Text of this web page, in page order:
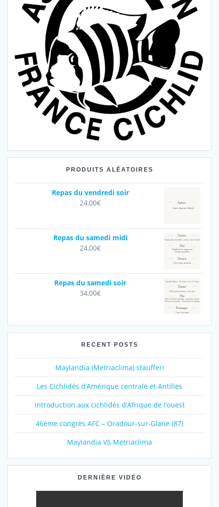
PRODUITS ALÉATOIRES
Repas du vendredi soir
24,00€
Repas du samedi midi
24,00€
Repas du samedi soir
34,00€
RECENT POSTS
Maylandia (Metriaclima) staufferi
Les Cichlidés d’Amérique centrale et Antilles
Introduction aux cichlidés d’Afrique de l’ouest
46ème congrès AFC – Oradour-sur-Glane (87)
Maylandia VS Metriaclima
DERNIÈRE VIDÉO